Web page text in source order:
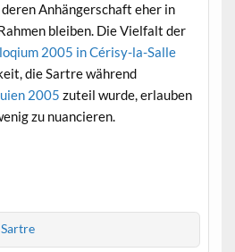
Anhängerschaft eher in
bleiben. Die Vielfalt der
2005 in Cérisy-la-Salle
die Sartre während
2005 zuteil wurde, erlauben
zu nuancieren.
Sartre